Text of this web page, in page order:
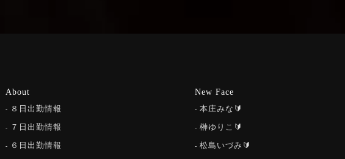
About
８日出勤情報
７日出勤情報
６日出勤情報
New Face
本庄みな🔰
榊ゆりこ🔰
松島いづみ🔰